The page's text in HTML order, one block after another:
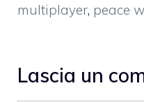
multiplayer, peace
Lascia un